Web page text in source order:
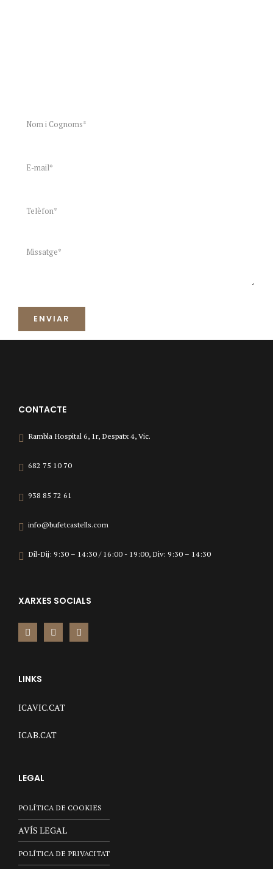
CONTACTE
Rambla Hospital 6, 1r, Despatx 4, Vic.
682 75 10 70
938 85 72 61
info@bufetcastells.com
Dil-Dij: 9:30 – 14:30 / 16:00 - 19:00, Div: 9:30 – 14:30
XARXES SOCIALS
LINKS
ICAVIC.CAT
ICAB.CAT
LEGAL
POLÍTICA DE COOKIES
AVÍS LEGAL
POLÍTICA DE PRIVACITAT